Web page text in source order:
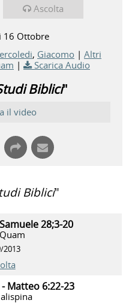
Ascolta
16 Ottobre
, Giacomo | Altri
| Scarica Audio
Biblici"
il video
Biblici"
28;3-20
2013
Matteo 6:22-23